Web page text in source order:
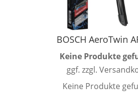
BOSCH AeroTwin
Keine Produkte
ggf. zzgl.
Keine Produkte